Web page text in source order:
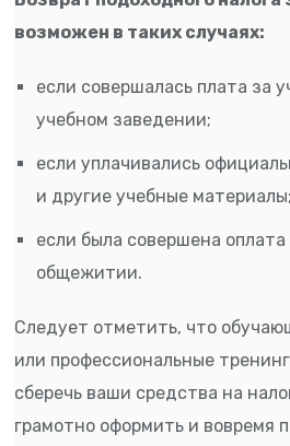
возможен в таких случаях:
если совершалась плата за
учебном заведении;
если уплачивались
и другие учебные материалы;
если была совершена
общежитии.
Следует отметить, что
или профессиональные
сберечь ваши средства на
грамотно оформить и вовремя